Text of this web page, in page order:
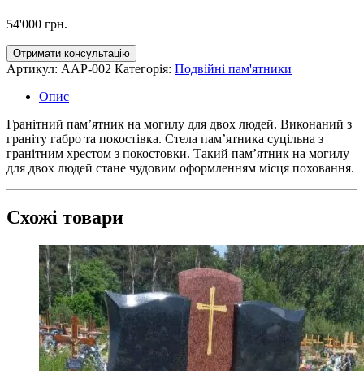
54'000 грн.
Отримати консультацію
Артикул: AAP-002 Категорія: Подвійні пам'ятники
Опис
Гранітний пам’ятник на могилу для двох людей. Виконаний з
граніту габро та покостівка. Стела пам’ятника суцільна з
гранітним хрестом з покостовки. Такий пам’ятник на могилу
для двох людей стане чудовим оформленням місця поховання.
Схожі товари